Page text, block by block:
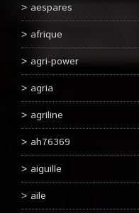
aespares
afrique
agri-power
agria
agriline
ah76369
aiguille
aile